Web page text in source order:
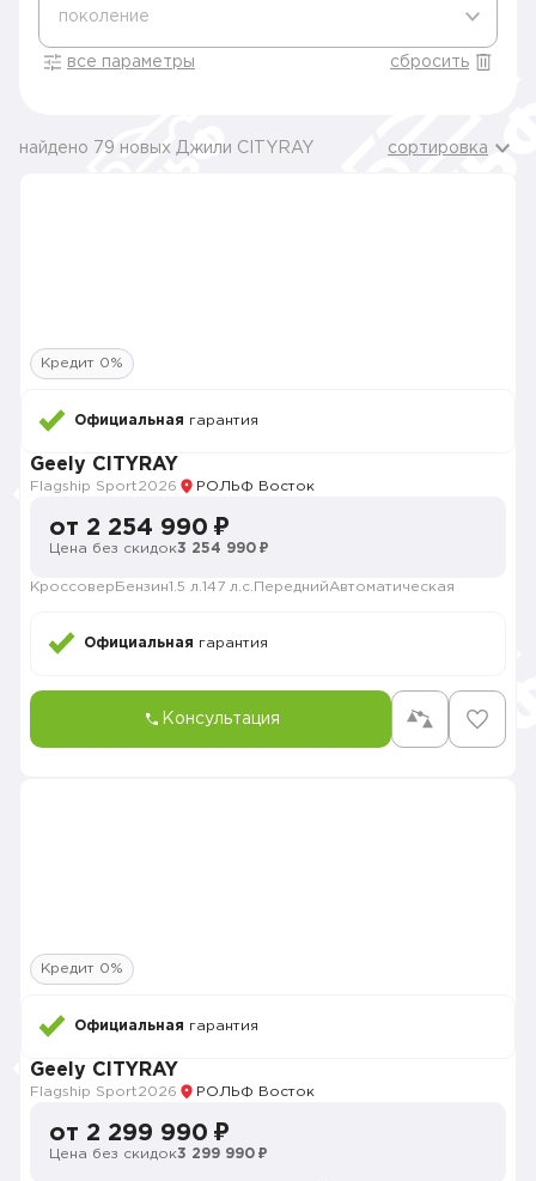
поколение
все параметры сбросить
найдено 79 новых Джили CITYRAY сортировка
Кредит 0%
Официальная гарантия
Geely CITYRAY
Flagship Sport2026 РОЛЬФ Восток
от 2 254 990 ₽
Цена без скидок3 254 990 ₽
Кроссовер Бензин1.5 л. 147 л.с. ПереднийАвтоматическая
Официальная гарантия
Консультация
Кредит 0%
Официальная гарантия
Geely CITYRAY
Flagship Sport2026 РОЛЬФ Восток
от 2 299 990 ₽
Цена без скидок3 299 990 ₽